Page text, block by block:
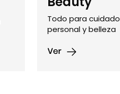
Todo para cuidado
personal y belleza